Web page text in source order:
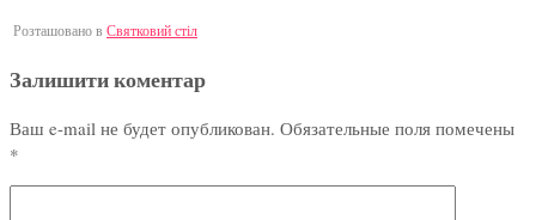
Розташовано в Святковий стіл
Залишити коментар
Ваш e-mail не будет опубликован. Обязательные поля помечены
*